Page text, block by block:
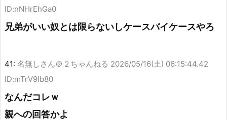
ID:nNHrEhGa0
兄弟がいい奴とは限らないしケースバイケースやろ
41: 名無しさん＠２ちゃんねる 2026/05/16(土) 06:15:44.42
ID:mTrV9lb80
なんだコレｗ
親への回答かよ